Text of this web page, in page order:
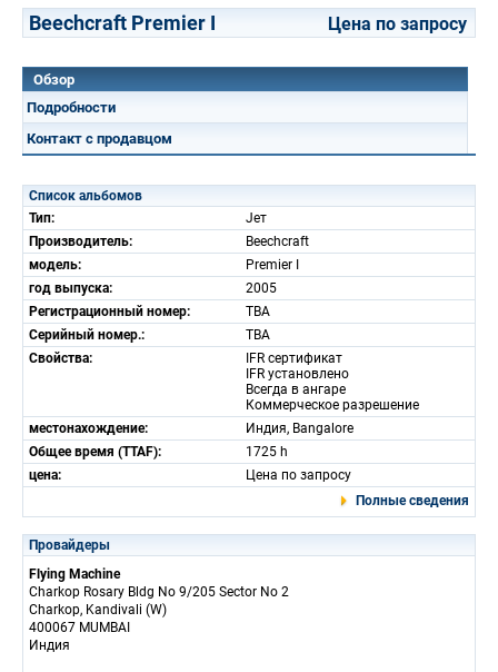
Beechcraft Premier I Цена по запросу
Обзор
Подробности
Контакт с продавцом
Список альбомов
Тип:
Jет
Производитель:
Beechcraft
модель:
Premier I
год выпуска:
2005
Регистрационный номер:
TBA
Серийный номер.:
TBA
Свойства:
IFR сертификат
IFR установлено
Всегда в ангаре
Коммерческое разрешение
местонахождение:
Индия, Bangalore
Общее время (TTAF):
1725 h
цена:
Цена по запросу
Полные сведения
Провайдеры
Flying Machine
Charkop Rosary Bldg No 9/205 Sector No 2
Charkop, Kandivali (W)
400067 MUMBAI
Индия